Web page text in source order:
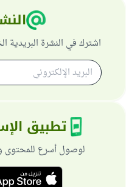
اشترك في النشرة
تطبيق
لوصول أسرع للمحتوى